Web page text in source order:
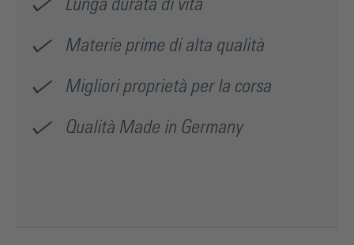
tecnologia di taglio industriale di Bohle come standard.
Lunga durata di vita
Materie prime di alta qualità
Migliori proprietà per la corsa
Qualità Made in Germany